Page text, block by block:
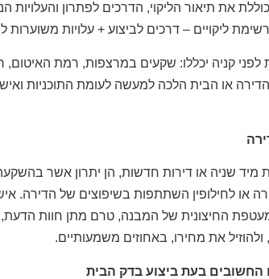
את תיאור הליקוי, הדרכים לפתרון והעלויות
ליקויים – דרכים לביצוע + עלויות משוערות
קניה יכללו: שקעים במרצפות, רמת האיטום,
או הבית הלכה למעשה לעומת התוכניות
מיד שניה או דירות חדשות, הן יתרון אשר
או לחילופין השתתפות בשיפוצים של הדירה.
החיצונית של המבנה, טרם מתן חוות הדעת,
את מחירו, באחוזים משמעותיים.
החשובים בעת ביצוע בדק הבית